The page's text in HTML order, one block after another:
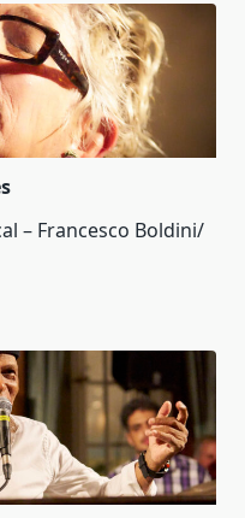
– Francesco Boldini/